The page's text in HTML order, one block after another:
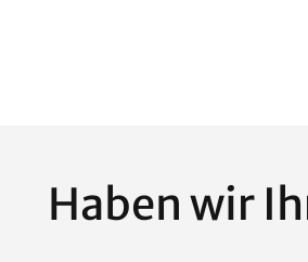
Haben wir